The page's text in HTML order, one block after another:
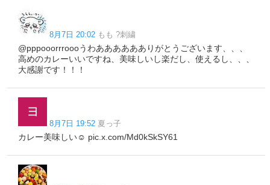
8月7日 20:02 もも ?刺繍
@pppooorrroooうわあああああありがとうございます、、、
高めのカレーいいですね、美味しいし楽だし、使えるし、、、
大感謝です！！！
8月7日 19:52 夏っ子
カレー美味しい☺️ pic.x.com/Md0kSkSY61